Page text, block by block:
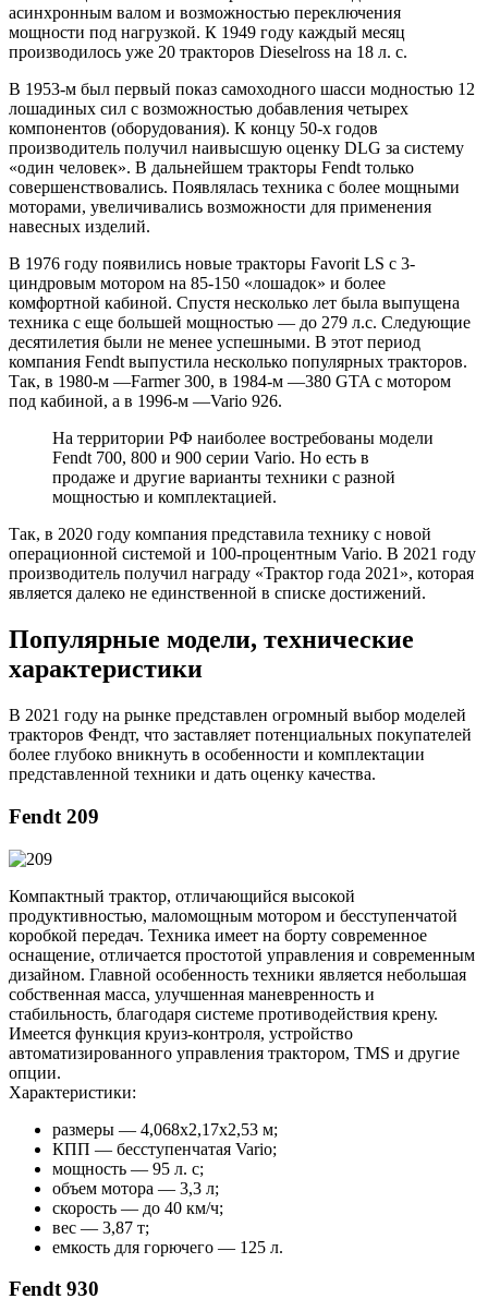
асинхронным валом и возможностью переключения
мощности под нагрузкой. К 1949 году каждый месяц
производилось уже 20 тракторов Dieselross на 18 л. с.
В 1953-м был первый показ самоходного шасси модностью 12
лошадиных сил с возможностью добавления четырех
компонентов (оборудования). К концу 50-х годов
производитель получил наивысшую оценку DLG за систему
«один человек». В дальнейшем тракторы Fendt только
совершенствовались. Появлялась техника с более мощными
моторами, увеличивались возможности для применения
навесных изделий.
В 1976 году появились новые тракторы Favorit LS с 3-
циндровым мотором на 85-150 «лошадок» и более
комфортной кабиной. Спустя несколько лет была выпущена
техника с еще большей мощностью — до 279 л.с. Следующие
десятилетия были не менее успешными. В этот период
компания Fendt выпустила несколько популярных тракторов.
Так, в 1980-м —Farmer 300, в 1984-м —380 GTA с мотором
под кабиной, а в 1996-м —Vario 926.
На территории РФ наиболее востребованы модели
Fendt 700, 800 и 900 серии Vario. Но есть в
продаже и другие варианты техники с разной
мощностью и комплектацией.
Так, в 2020 году компания представила технику с новой
операционной системой и 100-процентным Vario. В 2021 году
производитель получил награду «Трактор года 2021», которая
является далеко не единственной в списке достижений.
Популярные модели, технические
характеристики
В 2021 году на рынке представлен огромный выбор моделей
тракторов Фендт, что заставляет потенциальных покупателей
более глубоко вникнуть в особенности и комплектации
представленной техники и дать оценку качества.
Fendt 209
Компактный трактор, отличающийся высокой
продуктивностью, маломощным мотором и бесступенчатой
коробкой передач. Техника имеет на борту современное
оснащение, отличается простотой управления и современным
дизайном. Главной особенность техники является небольшая
собственная масса, улучшенная маневренность и
стабильность, благодаря системе противодействия крену.
Имеется функция круиз-контроля, устройство
автоматизированного управления трактором, TMS и другие
опции.
Характеристики:
размеры — 4,068х2,17х2,53 м;
КПП — бесступенчатая Vario;
мощность — 95 л. с;
объем мотора — 3,3 л;
скорость — до 40 км/ч;
вес — 3,87 т;
емкость для горючего — 125 л.
Fendt 930